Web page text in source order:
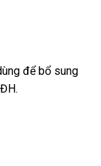
để bổ sung